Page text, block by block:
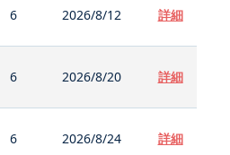
6 2026/8/12 詳細
6 2026/8/20 詳細
6 2026/8/24 詳細